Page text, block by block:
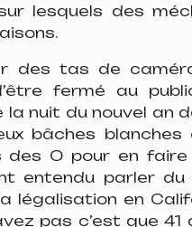
lesquels des
des tas de
fermé au
la nuit du nouvel an
bâches
O pour en faire
entendu parler
en
pas c’est que 41